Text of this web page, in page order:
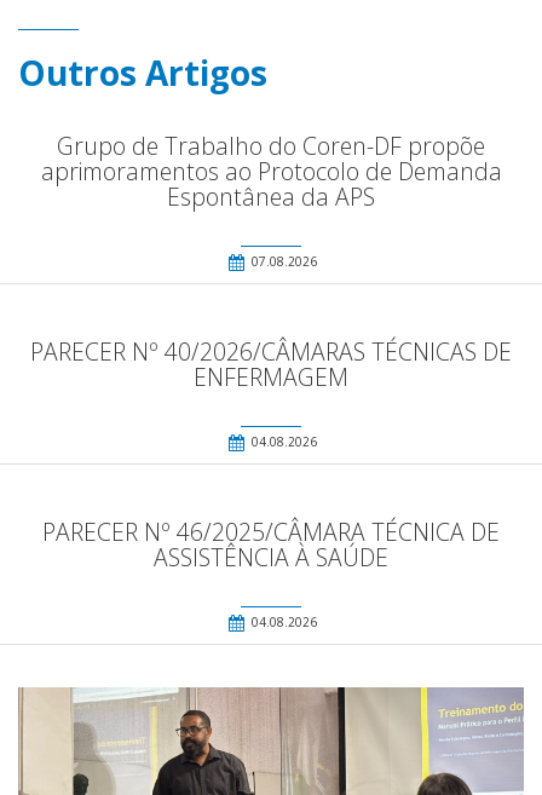
Outros Artigos
Grupo de Trabalho do Coren-DF propõe
aprimoramentos ao Protocolo de Demanda
Espontânea da APS
07.08.2026
PARECER Nº 40/2026/CÂMARAS TÉCNICAS DE
ENFERMAGEM
04.08.2026
PARECER Nº 46/2025/CÂMARA TÉCNICA DE
ASSISTÊNCIA À SAÚDE
04.08.2026